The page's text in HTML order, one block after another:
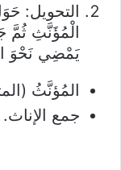
التحويل:
الْمُؤَنَّثِ ثُمَّ
يَمْضِي نَحْوَ
المُؤنَّثُ
جمع الإناث. www.najahni.tn